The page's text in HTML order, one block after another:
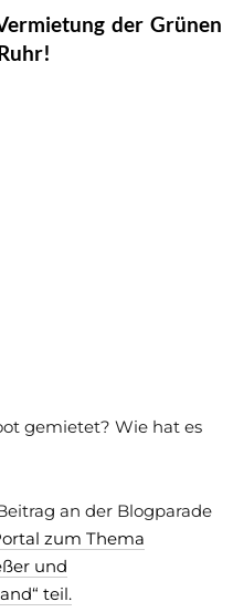
der Grünen
gemietet? Wie hat es
an der Blogparade
zum Thema
und
teil.